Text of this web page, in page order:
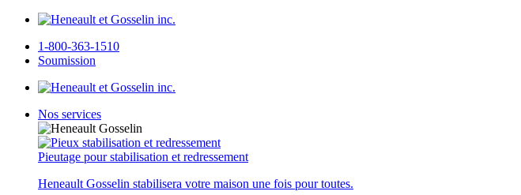
1-800-363-1510
Soumission
Nos services
Pieutage pour stabilisation et redressement
Heneault Gosselin stabilisera votre maison une fois pour toutes.